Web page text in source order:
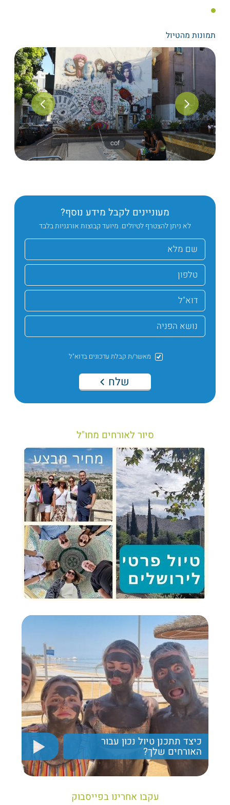
תמונות מהטיול
cof
מעוניינים לקבל מידע נוסף?
לא ניתן להצטרף לטיולים. מיועד קבוצות אורגניות בלבד
מאשר/ת קבלת עדכונים בדוא"ל
שלח
סיור לאורחים מחו"ל
כיצד תתכנן טיול נכון עבור
האורחים שלך?
יריב חן, מציג את הקווים המנחים לבניית טיול נכון עבור
תיירים בישראל
עקבו אחרינו בפייסבוק